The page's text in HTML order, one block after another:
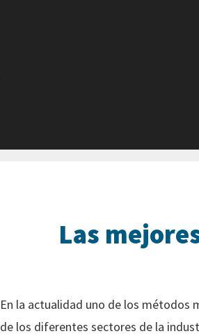
Las
En la actualidad uno de los métodos
de los diferentes sectores de la